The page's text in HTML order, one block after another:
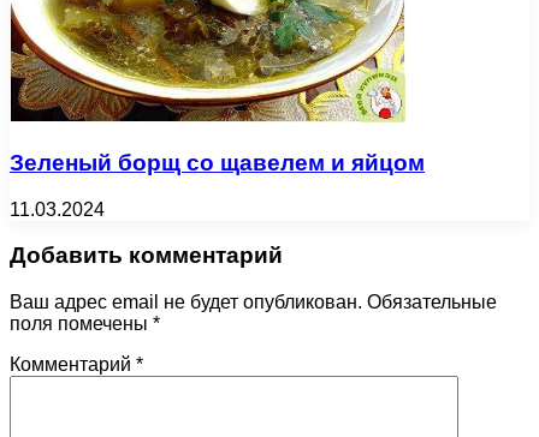
Зеленый борщ со щавелем и яйцом
11.03.2024
Добавить комментарий
Ваш адрес email не будет опубликован. Обязательные
поля помечены *
Комментарий *